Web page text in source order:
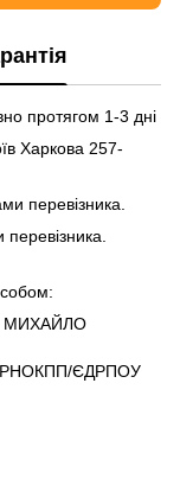
протягом 1-3 дні
Харкова 257-
перевізника.
МИХАЙЛО
РНОКПП/ЄДРПОУ